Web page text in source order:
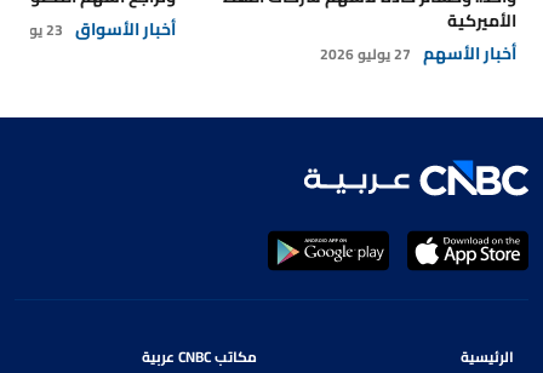
الأميركية
أخبار الأسهم 27 يوليو 2026
أخبار الأسواق 23 يوليو 2026
الرئيسية
مكاتب CNBC عربية